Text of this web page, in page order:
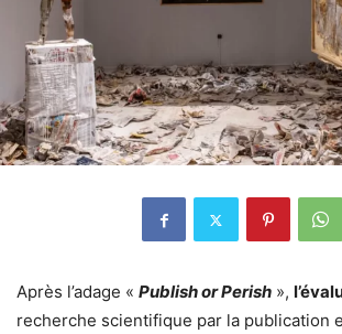
Après l’adage « Publish or Perish »,
recherche scientifique par la publication